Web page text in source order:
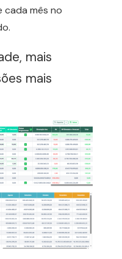
mês no
mais
mais